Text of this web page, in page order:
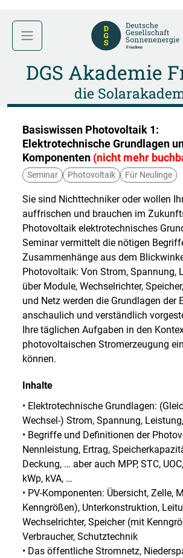
DGS Akademie
die
Basiswissen Photovoltaik 1:
Elektrotechnische Grundlagen
Komponenten (nicht mehr
Seminar Photovoltaik Für Neulinge
Sie sind Nichttechniker oder wollen
auffrischen und brauchen im
Photovoltaik elektrotechnisches
Seminar vermittelt die nötigen
Zusammenhänge aus dem
Photovoltaik: Von Strom, Spannung,
über Module, Wechselrichter,
und Netz werden die Grundlagen der
anschaulich und verständlich
Ihre täglichen Aufgaben in den
photovoltaischen Stromerzeugung
können.
Inhalte
• Elektrotechnische Grundlagen:
Wechsel-) Strom, Spannung,
• Begriffe und Definitionen der
Nennleistung, Ertrag,
Deckung, … aber auch MPP, STC,
kWp, kVA, …
• PV-Komponenten: Übersicht, Zelle,
Kenngrößen), Unterkonstruktion,
Wechselrichter, Speicher (mit
Verbraucher, Schutztechnik
• Das öffentliche Stromnetz,